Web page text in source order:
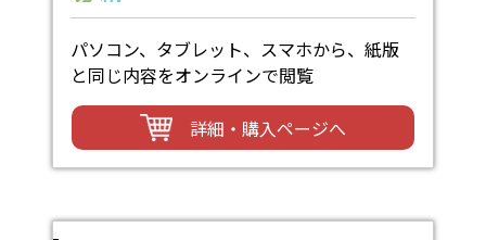
パソコン、タブレット、スマホから、紙版
と同じ内容をオンラインで閲覧
詳細・購入ページへ